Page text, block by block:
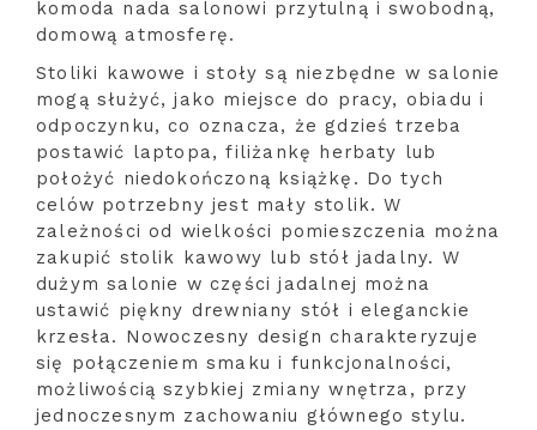
komoda nada salonowi przytulną i swobodną,
domową atmosferę.
Stoliki kawowe i stoły są niezbędne w salonie
mogą służyć, jako miejsce do pracy, obiadu i
odpoczynku, co oznacza, że gdzieś trzeba
postawić laptopa, filiżankę herbaty lub
położyć niedokończoną książkę. Do tych
celów potrzebny jest mały stolik. W
zależności od wielkości pomieszczenia można
zakupić stolik kawowy lub stół jadalny. W
dużym salonie w części jadalnej można
ustawić piękny drewniany stół i eleganckie
krzesła. Nowoczesny design charakteryzuje
się połączeniem smaku i funkcjonalności,
możliwością szybkiej zmiany wnętrza, przy
jednoczesnym zachowaniu głównego stylu.